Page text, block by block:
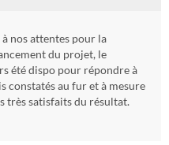
nos attentes pour la
du projet, le
été dispo pour répondre à
constatés au fur et à mesure
très satisfaits du résultat.